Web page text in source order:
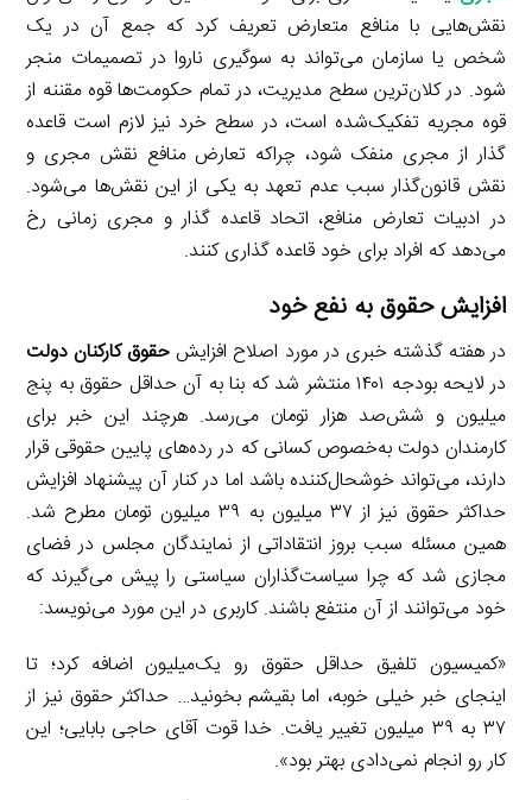
نقش‌هایی با منافع متعارض تعریف کرد که جمع آن در یک
شخص یا سازمان می‌تواند به سوگیری ناروا در تصمیمات منجر
شود. در کلان‌ترین سطح مدیریت، در تمام حکومت‌ها قوه مقننه از
قوه مجریه تفکیک‌شده است، در سطح خرد نیز لازم است قاعده
گذار از مجری منفک شود، چراکه تعارض منافع نقش مجری و
نقش قانون‌گذار سبب عدم تعهد به یکی از این نقش‌ها می‌شود.
در ادبیات تعارض منافع، اتحاد قاعده گذار و مجری زمانی رخ
می‌دهد که افراد برای خود قاعده گذاری کنند.
افزایش حقوق به نفع خود
در هفته گذشته خبری در مورد اصلاح افزایشحقوق کارکنان دولت
در لایحه بودجه ۱۴۰۱ منتشر شد که بنا به آن حداقل حقوق به پنج
میلیون و شش‌صد هزار تومان می‌رسد. هرچند این خبر برای
کارمندان دولت به‌خصوص کسانی که در رده‌های پایین حقوقی قرار
دارند، می‌تواند خوشحال‌کننده باشد اما در کنار آن پیشنهاد افزایش
حداکثر حقوق نیز از ۳۷ میلیون به ۳۹ میلیون تومان مطرح شد.
همین مسئله سبب بروز انتقاداتی از نمایندگان مجلس در فضای
مجازی شد که چرا سیاست‌گذاران سیاستی را پیش می‌گیرند که
خود می‌توانند از آن منتفع باشند. کاربری در این مورد می‌نویسد:
«کمیسیون تلفیق حداقل حقوق رو یک‌میلیون اضافه کرد؛ تا
اینجای خبر خیلی خوبه، اما بقیشم بخونید… حداکثر حقوق نیز از
۳۷ به ۳۹ میلیون تغییر یافت. خدا قوت آقای حاجی بابایی؛ این
کار رو انجام نمی‌دادی بهتر بود».